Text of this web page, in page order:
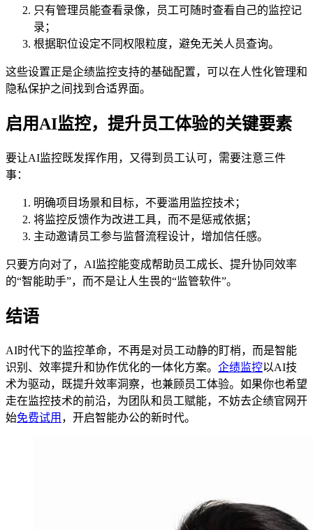
只有管理员能查看录像，员工可随时查看自己的监控记
录；
根据职位设定不同权限粒度，避免无关人员查询。
这些设置正是企绩监控支持的基础配置，可以在人性化管理和
隐私保护之间找到合适界面。
启用AI监控，提升员工体验的关键要素
要让AI监控既发挥作用，又得到员工认可，需要注意三件
事：
明确项目场景和目标，不要滥用监控技术；
将监控反馈作为改进工具，而不是惩戒依据；
主动邀请员工参与监督流程设计，增加信任感。
只要方向对了，AI监控能变成帮助员工成长、提升协同效率
的“智能助手”，而不是让人生畏的“监管软件”。
结语
AI时代下的监控革命，不再是对员工动静的盯梢，而是智能
识别、效率提升和协作优化的一体化方案。 企绩监控以AI技
术为驱动，既提升效率洞察，也兼顾员工体验。如果你也希望
走在监控技术的前沿，为团队和员工赋能，不妨去企绩官网开
始免费试用 ，开启智能办公的新时代。